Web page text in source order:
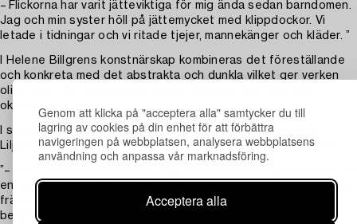
Genom att klicka på "acceptera alla" samtycker du till
lagring av cookies på din enhet för att förbättra
navigeringen på webbplatsen, analysera webbplatsens
användning och anpassa vår marknadsföring.
Acceptera alla
– Flickorna har varit jätteviktiga för mig ända sedan barndomen.
Jag och min syster höll på jättemycket med klippdockor. Vi
letade i tidningar och vi ritade tjejer, mannekänger och kläder. ”
I Helene Billgrens konstnärskap kombineras det föreställande
och konkreta med det abstrakta och dunkla vilket ger verken
olika lager där igenkänning varvas med det mystiska och
okända.
I samband med den stora, retrospektiva utställningen på
Liljevalchs 2019 skrev dåvarande chefen Mårten Carstenfors:
”– Med sitt sätt att hantera färg visar Helene Billgren att hon är
en av de främst målarna i Sverige idag: så friskt, så vackert, så
fräckt, så ödesmättat, men ändå alltid avspänt och visuellt
berusande.”